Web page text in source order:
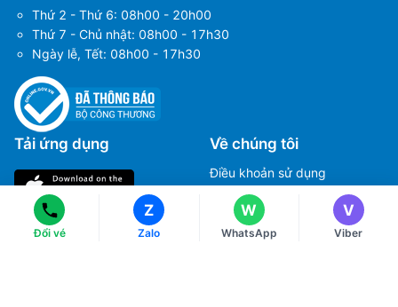
Thứ 2 - Thứ 6: 08h00 - 20h00
Thứ 7 - Chủ nhật: 08h00 - 17h30
Ngày lễ, Tết: 08h00 - 17h30
Tải ứng dụng Về chúng tôi
Điều khoản sử dụng
Chính sách bảo mật
Hướng dẫn đặt vé máy bay
Đổi vé
Z
Zalo
W
WhatsApp
Ms Hằng
(+84) 90 295 1213
V
Viber
Ms Huỳnh
(+84) 90 295 1213